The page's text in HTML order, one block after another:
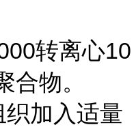
转离心10
合物。
加入适量